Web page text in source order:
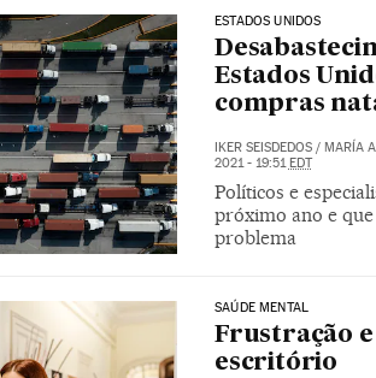
ESTADOS UNIDOS
Estados
compras
IKER SEISDEDOS/ MARÍA
2021 - 19:51EDT
Políticos e
próximo ano e que
problema
SAÚDE MENTAL
Frustração e
escritório